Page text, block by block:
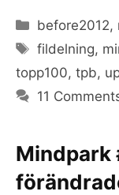
Categories
before2012,
Tags
fildelning,
topp100, tpb,
11
Mindpark